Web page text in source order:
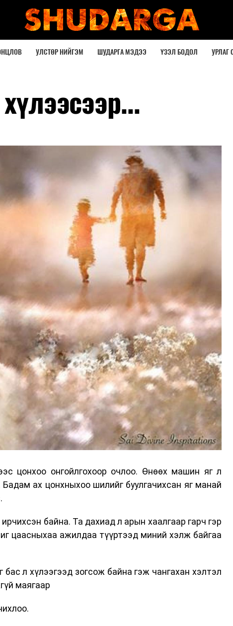
УЛСТӨР НИЙГЭМ ШУДАРГА МЭДЭЭ ҮЗЭЛ БОДОЛ УРЛАГ
цонхоо онгойлгохоор очлоо. Өнөөх машин яг л
ах цонхныхоо шилийг буулгачихсан яг манай
байна. Та дахиад л арын хаалгаар гарч гэр
цаасныхаа ажилдаа түүртээд миний хэлж байгаа
л хүлээгээд зогсож байна гэж чангахан хэлтэл
маягаар